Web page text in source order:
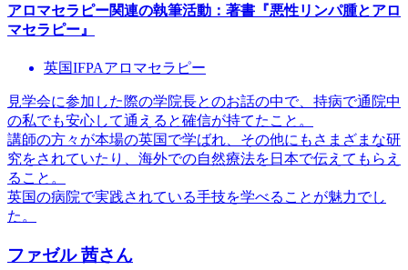
アロマセラピー関連の執筆活動：著書『悪性リンパ腫とアロ
マセラピー』
英国IFPAアロマセラピー
見学会に参加した際の学院長とのお話の中で、持病で通院中
の私でも安心して通えると確信が持てたこと。
講師の方々が本場の英国で学ばれ、その他にもさまざまな研
究をされていたり、海外での自然療法を日本で伝えてもらえ
ること。
英国の病院で実践されている手技を学べることが魅力でし
た。
ファゼル 茜さん